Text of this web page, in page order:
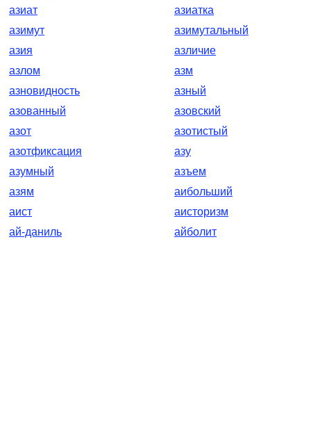
азиат
азиатка
азимут
азимутальный
азия
азличие
азлом
азм
азновидность
азный
азованный
азовский
азот
азотистый
азотфиксация
азу
азумный
азъем
азям
аибольший
аист
аисторизм
ай-даниль
айболит